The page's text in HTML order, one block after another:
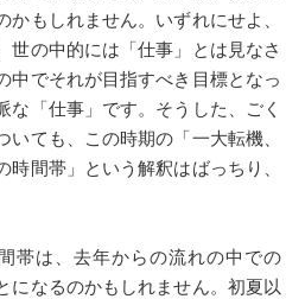
かもしれません。いずれにせよ、
世の中的には「仕事」とは見なさ
中でそれが目指すべき目標となっ
な「仕事」です。そうした、ごく
いても、この時期の「一大転機、
時間帯」という解釈はばっちり、
帯は、去年からの流れの中での
になるのかもしれません。初夏以